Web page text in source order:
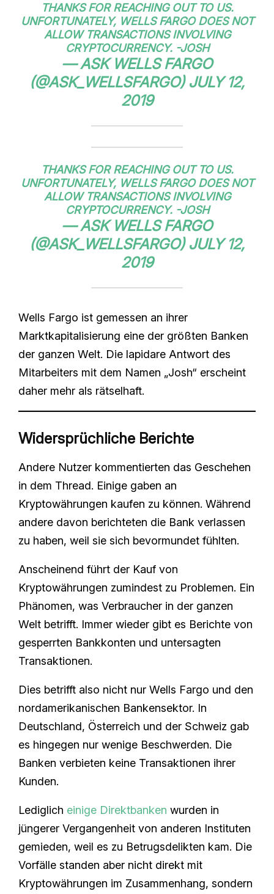
THANKS FOR REACHING OUT TO US.
UNFORTUNATELY, WELLS FARGO DOES NOT
ALLOW TRANSACTIONS INVOLVING
CRYPTOCURRENCY. -JOSH
— ASK WELLS FARGO
(@ASK_WELLSFARGO) JULY 12,
2019
THANKS FOR REACHING OUT TO US.
UNFORTUNATELY, WELLS FARGO DOES NOT
ALLOW TRANSACTIONS INVOLVING
CRYPTOCURRENCY. -JOSH
— ASK WELLS FARGO
(@ASK_WELLSFARGO) JULY 12,
2019
Wells Fargo ist gemessen an ihrer
Marktkapitalisierung eine der größten Banken
der ganzen Welt. Die lapidare Antwort des
Mitarbeiters mit dem Namen „Josh“ erscheint
daher mehr als rätselhaft.
Widersprüchliche Berichte
Andere Nutzer kommentierten das Geschehen
in dem Thread. Einige gaben an
Kryptowährungen kaufen zu können. Während
andere davon berichteten die Bank verlassen
zu haben, weil sie sich bevormundet fühlten.
Anscheinend führt der Kauf von
Kryptowährungen zumindest zu Problemen. Ein
Phänomen, was Verbraucher in der ganzen
Welt betrifft. Immer wieder gibt es Berichte von
gesperrten Bankkonten und untersagten
Transaktionen.
Dies betrifft also nicht nur Wells Fargo und den
nordamerikanischen Bankensektor. In
Deutschland, Österreich und der Schweiz gab
es hingegen nur wenige Beschwerden. Die
Banken verbieten keine Transaktionen ihrer
Kunden.
Lediglich einige Direktbanken wurden in
jüngerer Vergangenheit von anderen Instituten
gemieden, weil es zu Betrugsdelikten kam. Die
Vorfälle standen aber nicht direkt mit
Kryptowährungen im Zusammenhang, sondern